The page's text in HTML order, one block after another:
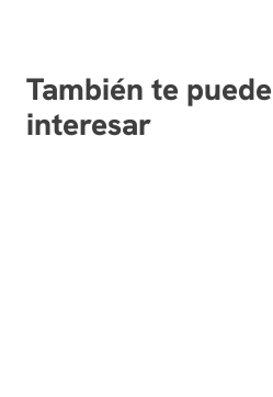
También te puede
interesar